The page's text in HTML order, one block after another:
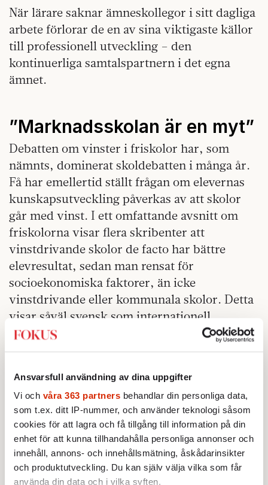
Ansvarsfull användning av dina uppgifter
Vi och våra 363 partners behandlar din personliga data,
som t.ex. ditt IP-nummer, och använder teknologi såsom
cookies för att lagra och få tillgång till information på din
enhet för att kunna tillhandahålla personliga annonser och
innehåll, annons- och innehållsmätning, åskådarinsikter
och produktutveckling. Du kan själv välja vilka som får
använda din data och i vilka syften.
När lärare saknar ämneskollegor i sitt dagliga
arbete förlorar de en av sina viktigaste källor
till professionell utveckling – den
kontinuerliga samtalspartnern i det egna
ämnet.
”Marknadsskolan är en myt”
Debatten om vinster i friskolor har, som
nämnts, dominerat skoldebatten i många år.
Få har emellertid ställt frågan om elevernas
kunskapsutveckling påverkas av att skolor
går med vinst. I ett omfattande avsnitt om
friskolorna visar flera skribenter att
vinstdrivande skolor de facto har bättre
elevresultat, sedan man rensat för
socioekonomiska faktorer, än icke
vinstdrivande eller kommunala skolor. Detta
visar såväl svensk som internationell
forskning.
representerade i boken. Professor Bo
Rothstein menar att vinstdrivande friskolor
är feltänkt och läraren och skoldebattören
Marcus Larsson från tankesmedjan Balans
skriver att skolmarknaden är ”riggad” och att
de kommunala skolorna missgynnas av
dagens system.